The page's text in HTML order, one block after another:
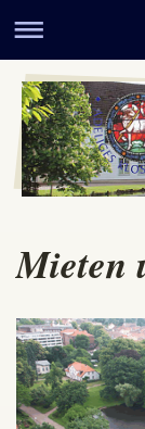
Mieten